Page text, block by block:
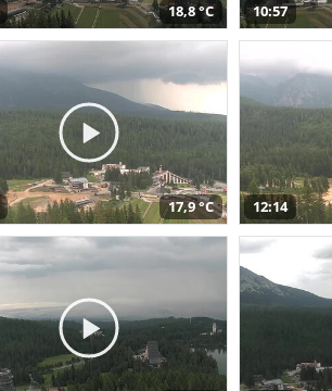
18,8 °C 10:57
17,9 °C 12:14